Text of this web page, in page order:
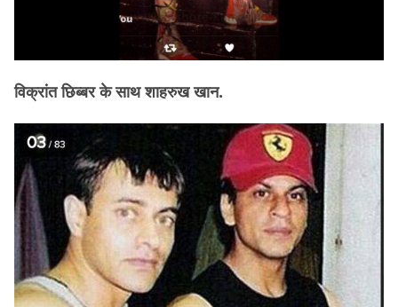
विक्रांत छिब्बर के साथ शाहरुख खान.